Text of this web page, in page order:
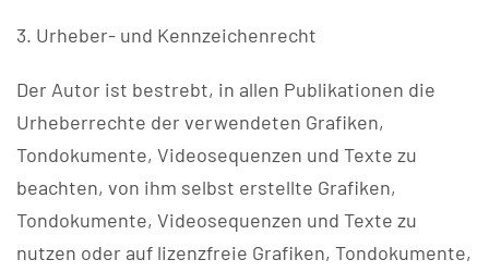
3. Urheber- und Kennzeichenrecht
Der Autor ist bestrebt, in allen Publikationen die
Urheberrechte der verwendeten Grafiken,
Tondokumente, Videosequenzen und Texte zu
beachten, von ihm selbst erstellte Grafiken,
Tondokumente, Videosequenzen und Texte zu
nutzen oder auf lizenzfreie Grafiken, Tondokumente,